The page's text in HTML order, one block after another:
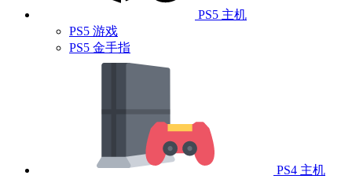
PS5 主机
PS5 游戏
PS5 金手指
PS4 主机